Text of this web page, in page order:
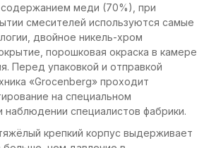
содержанием меди (70%), при
смесителей используются самые
двойное никель-хром
порошковая окраска в камере
Перед упаковкой и отправкой
«Grocenberg» проходит
на специальном
наблюдении специалистов фабрики.
крепкий корпус выдерживает